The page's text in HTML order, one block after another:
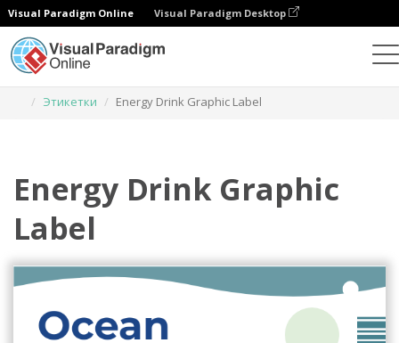
Visual Paradigm Online Visual Paradigm Desktop
Этикетки
Energy Drink Graphic Label
Energy Drink Graphic
Label